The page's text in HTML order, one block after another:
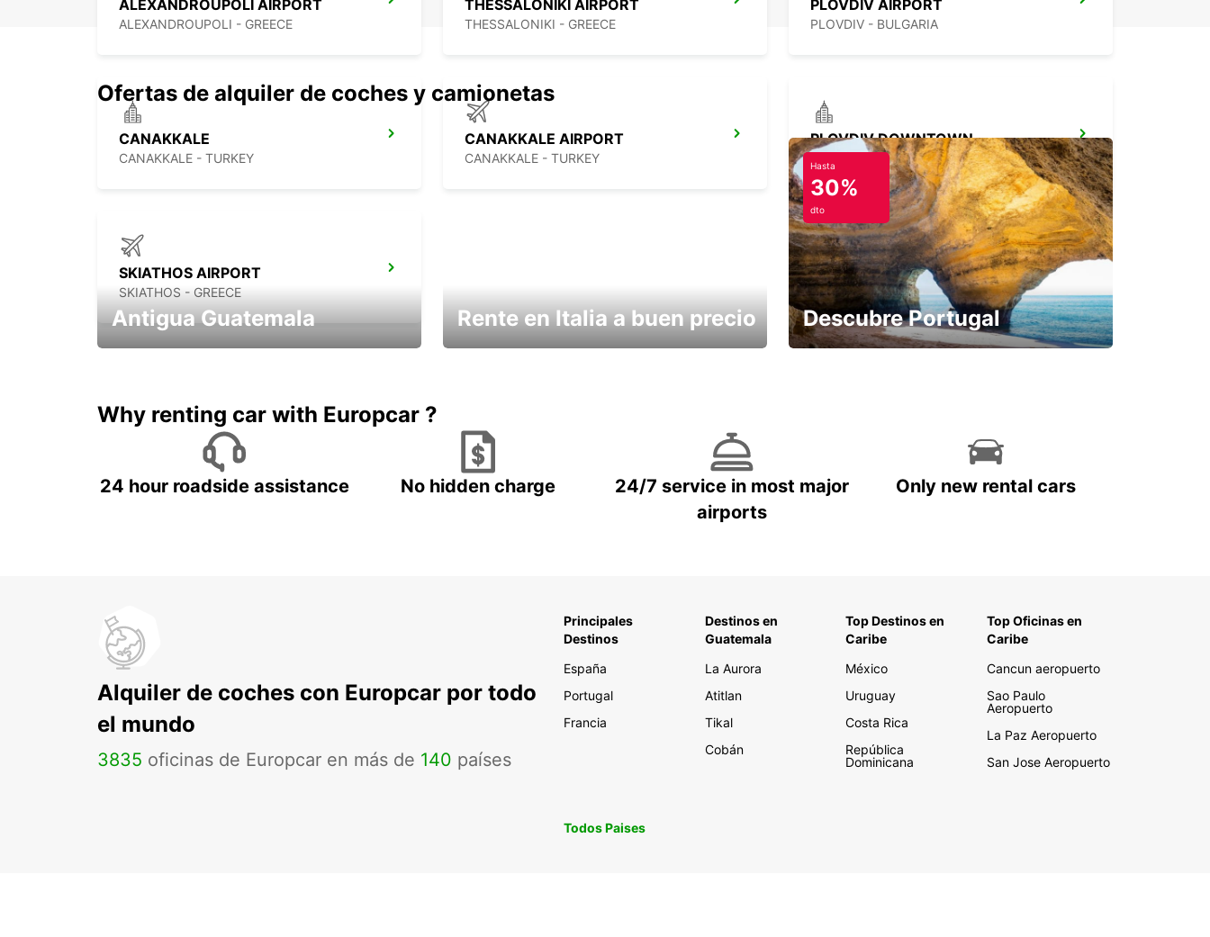
ALEXANDROUPOLI AIRPORT
ALEXANDROUPOLI - GREECE
THESSALONIKI AIRPORT
THESSALONIKI - GREECE
PLOVDIV AIRPORT
PLOVDIV - BULGARIA
CANAKKALE
CANAKKALE - TURKEY
CANAKKALE AIRPORT
CANAKKALE - TURKEY
PLOVDIV DOWNTOWN
PLOVDIV - BULGARIA
SKIATHOS AIRPORT
SKIATHOS - GREECE
Ofertas de alquiler de coches y camionetas
Antigua Guatemala Rente en Italia a buen precio
Hasta
30%
dto
Descubre Portugal
Why renting car with Europcar ?
24 hour roadside assistance No hidden charge
24/7 service in most major
airports
Only new rental cars
Alquiler de coches con Europcar por todo
el mundo
3835 oficinas de Europcar en más de 140 países
Principales
Destinos
España
Portugal
Francia
Destinos en
Guatemala
La Aurora
Atitlan
Tikal
Cobán
Top Destinos en
Caribe
México
Uruguay
Costa Rica
República
Dominicana
Top Oficinas en
Caribe
Cancun aeropuerto
Sao Paulo
Aeropuerto
La Paz Aeropuerto
San Jose Aeropuerto
Todos Paises